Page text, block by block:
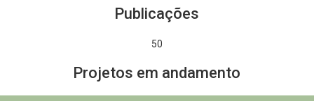
Publicações
50
Projetos em andamento